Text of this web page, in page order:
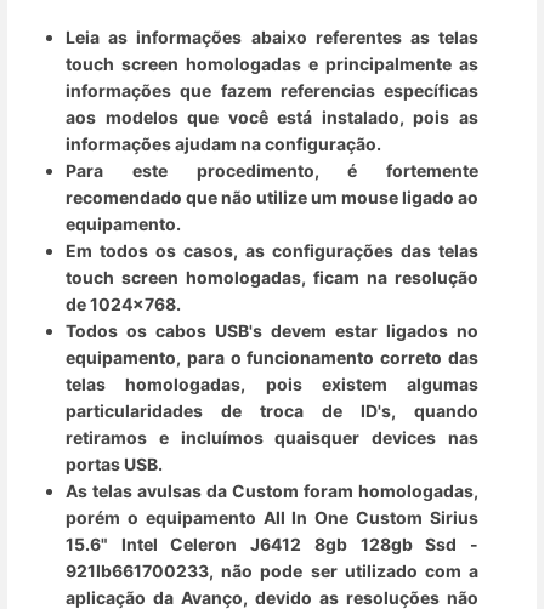
Leia as informações abaixo referentes as telas
touch screen homologadas e principalmente as
informações que fazem referencias específicas
aos modelos que você está instalado, pois as
informações ajudam na configuração.
Para este procedimento, é fortemente
recomendado que não utilize um mouse ligado ao
equipamento.
Em todos os casos, as configurações das telas
touch screen homologadas, ficam na resolução
de 1024x768.
Todos os cabos USB's devem estar ligados no
equipamento, para o funcionamento correto das
telas homologadas, pois existem algumas
particularidades de troca de ID's, quando
retiramos e incluímos quaisquer devices nas
portas USB.
As telas avulsas da Custom foram homologadas,
porém o equipamento All In One Custom Sirius
15.6" Intel Celeron J6412 8gb 128gb Ssd -
921lb661700233, não pode ser utilizado com a
aplicação da Avanço, devido as resoluções não